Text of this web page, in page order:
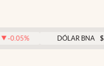
% DÓLAR BNA $ 1520